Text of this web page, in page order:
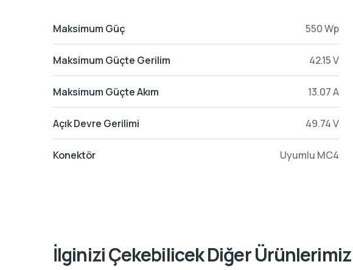
Maksimum Güç 550 Wp
Maksimum Güçte Gerilim 42.15 V
Maksimum Güçte Akım 13.07 A
Açık Devre Gerilimi 49.74 V
Konektör Uyumlu MC4
İlginizi Çekebilicek Diğer Ürünlerimiz